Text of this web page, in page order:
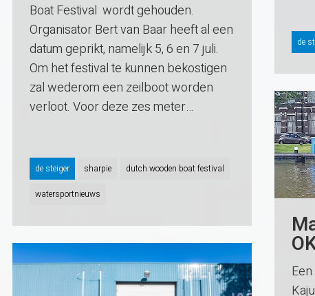
Boat Festival wordt gehouden.
Organisator Bert van Baar heeft al een
datum geprikt, namelijk 5, 6 en 7 juli.
Om het festival te kunnen bekostigen
zal wederom een zeilboot worden
verloot. Voor deze zes meter…
de steiger sharpie dutch wooden boat festival
watersportnieuws
de